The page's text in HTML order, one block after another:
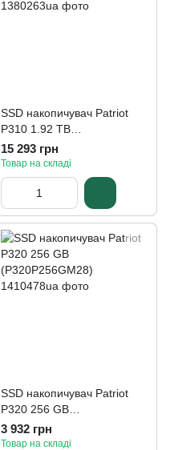
SSD накопичувач Patriot
P310 1.92 TB
(P310P192TM28)
15 293 грн
Товар на складі
SSD накопичувач Patriot
P320 256 GB
(P320P256GM28)
3 932 грн
Товар на складі